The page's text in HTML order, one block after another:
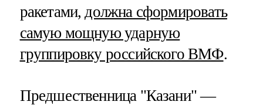
ракетами, должна сформировать
самую мощную ударную
группировку российского ВМФ.
Предшественница "Казани" —